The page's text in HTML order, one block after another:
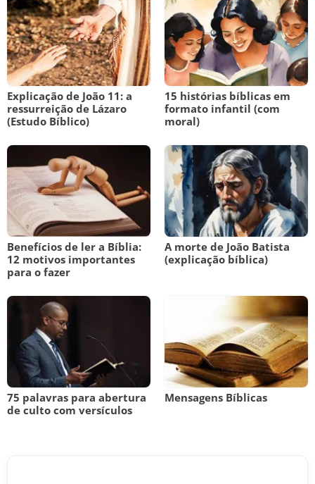
Explicação de João 11: a
ressurreição de Lázaro
(Estudo Bíblico)
15 histórias bíblicas em
formato infantil (com
moral)
Benefícios de ler a Bíblia:
12 motivos importantes
para o fazer
A morte de João Batista
(explicação bíblica)
75 palavras para abertura
de culto com versículos
Mensagens Bíblicas